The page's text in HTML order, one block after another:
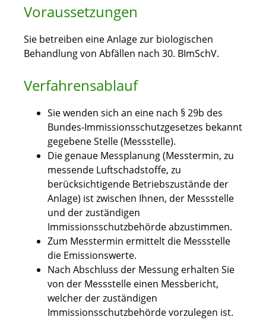
Voraussetzungen
Sie betreiben eine Anlage zur biologischen
Behandlung von Abfällen nach 30. BImSchV.
Verfahrensablauf
Sie wenden sich an eine nach § 29b des
Bundes-Immissionsschutzgesetzes bekannt
gegebene Stelle (Messstelle).
Die genaue Messplanung (Messtermin, zu
messende Luftschadstoffe, zu
berücksichtigende Betriebszustände der
Anlage) ist zwischen Ihnen, der Messstelle
und der zuständigen
Immissionsschutzbehörde abzustimmen.
Zum Messtermin ermittelt die Messstelle
die Emissionswerte.
Nach Abschluss der Messung erhalten Sie
von der Messstelle einen Messbericht,
welcher der zuständigen
Immissionsschutzbehörde vorzulegen ist.